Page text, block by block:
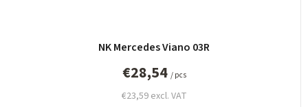
NK Mercedes Viano 03R
€23,59 excl. VAT
€28,54 / pcs